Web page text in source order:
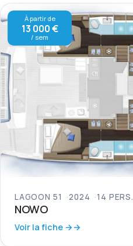
À partir de
13 000 €
/ sem
LAGOON 51 2024 14 PERS.
NOWO
Voir la fiche →